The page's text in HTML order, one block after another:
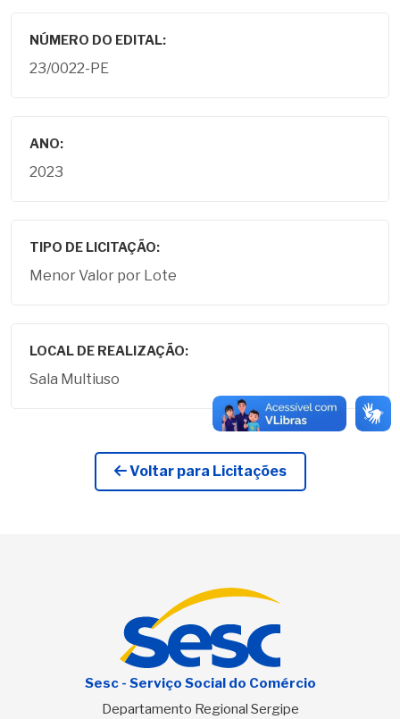
NÚMERO DO EDITAL:
23/0022-PE
ANO:
2023
TIPO DE LICITAÇÃO:
Menor Valor por Lote
LOCAL DE REALIZAÇÃO:
Sala Multiuso
Voltar para Licitações
Sesc - Serviço Social do Comércio
Departamento Regional Sergipe